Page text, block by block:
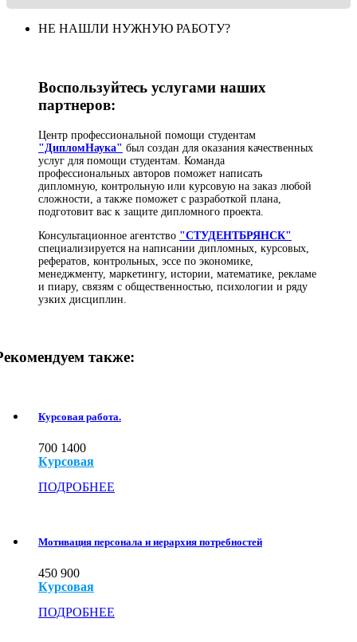
НЕ НАШЛИ НУЖНУЮ РАБОТУ?
Воспользуйтесь услугами наших
партнеров:
Центр профессиональной помощи студентам
"ДипломНаука" был создан для оказания качественных
услуг для помощи студентам. Команда
профессиональных авторов поможет написать
дипломную, контрольную или курсовую на заказ любой
сложности, а также поможет с разработкой плана,
подготовит вас к защите дипломного проекта.
Консультационное агентство "СТУДЕНТБРЯНСК"
специализируется на написании дипломных, курсовых,
рефератов, контрольных, эссе по экономике,
менеджменту, маркетингу, истории, математике, рекламе
и пиару, связям с общественностью, психологии и ряду
узких дисциплин.
также:
Курсовая работа.
700 1400
Курсовая
ПОДРОБНЕЕ
Мотивация персонала и иерархия потребностей
450 900
Курсовая
ПОДРОБНЕЕ